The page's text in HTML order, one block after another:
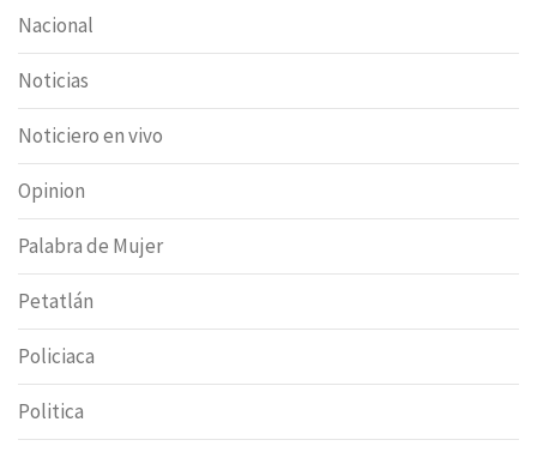
Nacional
Noticias
Noticiero en vivo
Opinion
Palabra de Mujer
Petatlán
Policiaca
Politica